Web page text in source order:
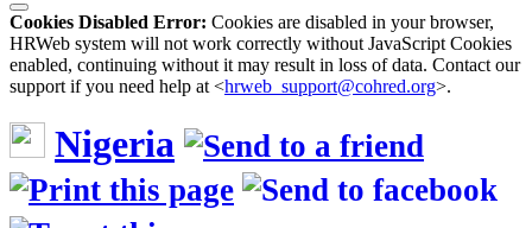
Cookies Disabled Error: Cookies are disabled in your browser,
HRWeb system will not work correctly without JavaScript Cookies
enabled, continuing without it may result in loss of data. Contact our
support if you need help at <hrweb_support@cohred.org>.
Nigeria